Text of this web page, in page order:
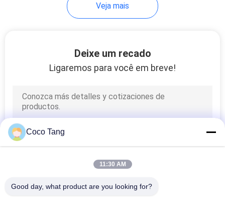
prateleiras de
equipamento
Shelving da
despensa
Veja mais
Deixe um recado
Ligaremos para você em breve!
Coco Tang
11:30 AM
Good day, what product are you looking for?